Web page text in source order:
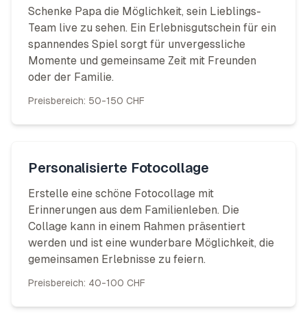
Schenke Papa die Möglichkeit, sein Lieblings-
Team live zu sehen. Ein Erlebnisgutschein für ein
spannendes Spiel sorgt für unvergessliche
Momente und gemeinsame Zeit mit Freunden
oder der Familie.
Preisbereich: 50-150 CHF
Personalisierte Fotocollage
Erstelle eine schöne Fotocollage mit
Erinnerungen aus dem Familienleben. Die
Collage kann in einem Rahmen präsentiert
werden und ist eine wunderbare Möglichkeit, die
gemeinsamen Erlebnisse zu feiern.
Preisbereich: 40-100 CHF